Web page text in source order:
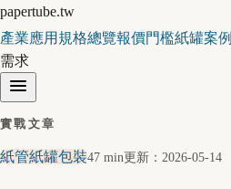
papertube.tw
產業應用 規格總覽報價門檻紙罐案例
需求
實戰文章
紙管紙罐包裝47 min更新： 2026-05-14